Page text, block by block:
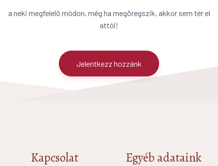
a neki megfelelő módon, még ha megöregszik, akkor sem tér el
attól!
Jelentkezz hozzánk
Kapcsolat Egyéb adataink